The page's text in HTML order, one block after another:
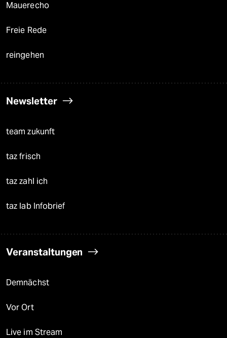
Mauerecho
Freie Rede
reingehen
Newsletter
team zukunft
taz frisch
taz zahl ich
taz lab Infobrief
Veranstaltungen
Demnächst
Vor Ort
Live im Stream